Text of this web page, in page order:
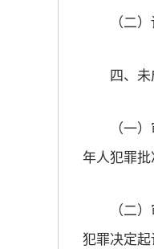
（二）诉
四、未
（一）审
年人犯罪批
（二）审
犯罪决定起